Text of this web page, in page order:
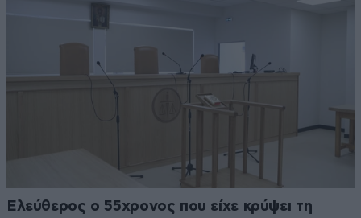
Ελεύθερος ο 55χρονος που είχε κρύψει τη